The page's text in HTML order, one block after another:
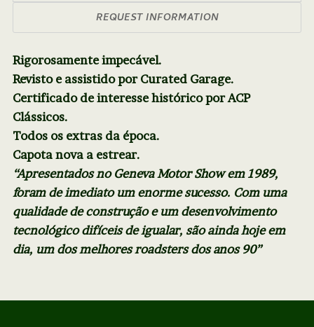
REQUEST INFORMATION
Rigorosamente impecável.
Revisto e assistido por Curated Garage.
Certificado de interesse histórico por ACP
Clássicos.
Todos os extras da época.
Capota nova a estrear.
“Apresentados no Geneva Motor Show em 1989,
foram de imediato um enorme sucesso. Com uma
qualidade de construção e um desenvolvimento
tecnológico difíceis de igualar, são ainda hoje em
dia, um dos melhores roadsters dos anos 90”